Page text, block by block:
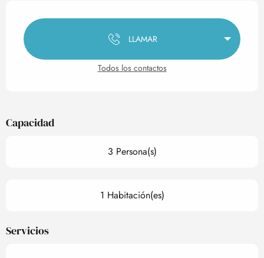
Horarios y datos de
LLAMAR
Todos los contactos
Capacidad
3 Persona(s)
1 Habitación(es)
Servicios